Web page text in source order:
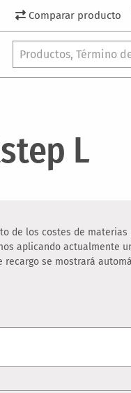
Comparar producto
L
de los costes de materias
aplicando actualmente
recargo se mostrará